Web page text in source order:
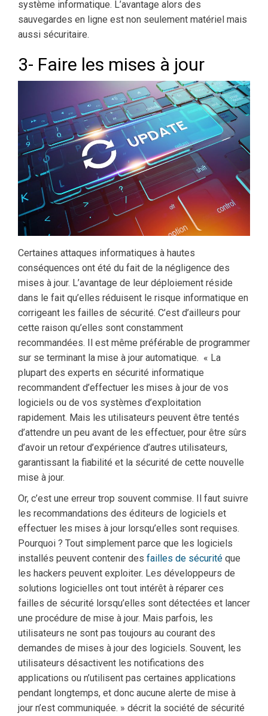
système informatique. L’avantage alors des
sauvegardes en ligne est non seulement matériel mais
aussi sécuritaire.
3- Faire les mises à jour
Certaines attaques informatiques à hautes
conséquences ont été du fait de la négligence des
mises à jour. L’avantage de leur déploiement réside
dans le fait qu’elles réduisent le risque informatique en
corrigeant les failles de sécurité. C’est d’ailleurs pour
cette raison qu’elles sont constamment
recommandées. Il est même préférable de programmer
sur se terminant la mise à jour automatique. « La
plupart des experts en sécurité informatique
recommandent d’effectuer les mises à jour de vos
logiciels ou de vos systèmes d’exploitation
rapidement. Mais les utilisateurs peuvent être tentés
d’attendre un peu avant de les effectuer, pour être sûrs
d’avoir un retour d’expérience d’autres utilisateurs,
garantissant la fiabilité et la sécurité de cette nouvelle
mise à jour.
Or, c’est une erreur trop souvent commise. Il faut suivre
les recommandations des éditeurs de logiciels et
effectuer les mises à jour lorsqu’elles sont requises.
Pourquoi ? Tout simplement parce que les logiciels
installés peuvent contenir des failles de sécurité que
les hackers peuvent exploiter. Les développeurs de
solutions logicielles ont tout intérêt à réparer ces
failles de sécurité lorsqu’elles sont détectées et lancer
une procédure de mise à jour. Mais parfois, les
utilisateurs ne sont pas toujours au courant des
demandes de mises à jour des logiciels. Souvent, les
utilisateurs désactivent les notifications des
applications ou n’utilisent pas certaines applications
pendant longtemps, et donc aucune alerte de mise à
jour n’est communiquée. » décrit la société de sécurité